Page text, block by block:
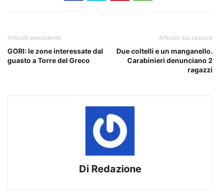
Articolo precedente
GORI: le zone interessate dal
guasto a Torre del Greco
Articolo successivo
Due coltelli e un manganello.
Carabinieri denunciano 2
ragazzi
Di Redazione